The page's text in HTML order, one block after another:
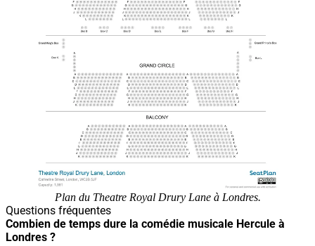
Plan du Theatre Royal Drury Lane à Londres.
Questions fréquentes
Combien de temps dure la comédie musicale Hercule à
Londres ?